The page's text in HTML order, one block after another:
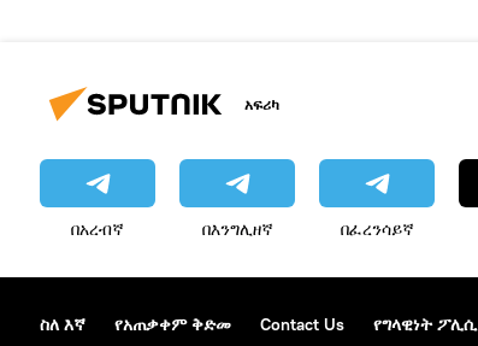
አፍሪካ
በአረብኛ በእንግሊዘኛ በፈረንሳይኛ
ስለ እኛ የአጠቃቀም ቅድመ Contact Us የግላዊነት ፖሊሲ